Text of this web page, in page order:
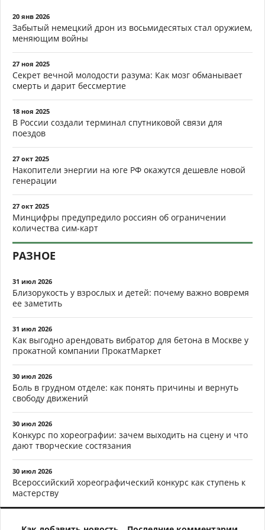
20 янв 2026
Забытый немецкий дрон из восьмидесятых стал оружием,
меняющим войны
27 ноя 2025
Секрет вечной молодости разума: Как мозг обманывает
смерть и дарит бессмертие
18 ноя 2025
В России создали терминал спутниковой связи для
поездов
27 окт 2025
Накопители энергии на юге РФ окажутся дешевле новой
генерации
27 окт 2025
Минцифры предупредило россиян об ограничении
количества сим-карт
РАЗНОЕ
31 июл 2026
Близорукость у взрослых и детей: почему важно вовремя
ее заметить
31 июл 2026
Как выгодно арендовать вибратор для бетона в Москве у
прокатной компании ПрокатМаркет
30 июл 2026
Боль в грудном отделе: как понять причины и вернуть
свободу движений
30 июл 2026
Конкурс по хореографии: зачем выходить на сцену и что
дают творческие состязания
30 июл 2026
Всероссийский хореографический конкурс как ступень к
мастерству